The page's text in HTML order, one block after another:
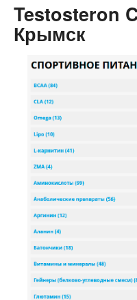
Testosteron C Body Pharm
Крымск